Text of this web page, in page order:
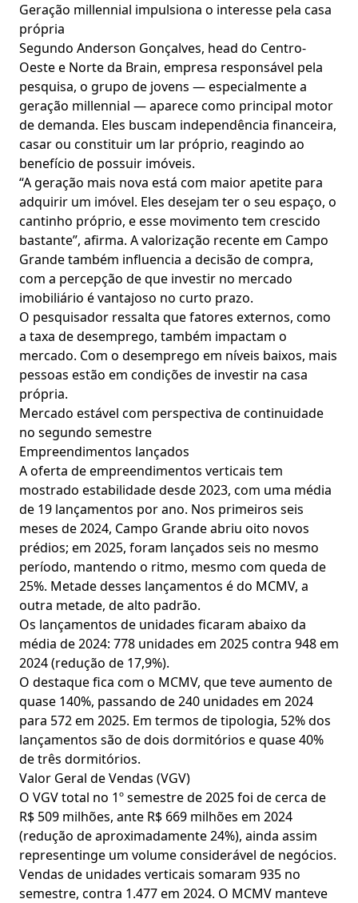
Geração millennial impulsiona o interesse pela casa
própria
Segundo Anderson Gonçalves, head do Centro-
Oeste e Norte da Brain, empresa responsável pela
pesquisa, o grupo de jovens — especialmente a
geração millennial — aparece como principal motor
de demanda. Eles buscam independência financeira,
casar ou constituir um lar próprio, reagindo ao
benefício de possuir imóveis.
“A geração mais nova está com maior apetite para
adquirir um imóvel. Eles desejam ter o seu espaço, o
cantinho próprio, e esse movimento tem crescido
bastante”, afirma. A valorização recente em Campo
Grande também influencia a decisão de compra,
com a percepção de que investir no mercado
imobiliário é vantajoso no curto prazo.
O pesquisador ressalta que fatores externos, como
a taxa de desemprego, também impactam o
mercado. Com o desemprego em níveis baixos, mais
pessoas estão em condições de investir na casa
própria.
Mercado estável com perspectiva de continuidade
no segundo semestre
Empreendimentos lançados
A oferta de empreendimentos verticais tem
mostrado estabilidade desde 2023, com uma média
de 19 lançamentos por ano. Nos primeiros seis
meses de 2024, Campo Grande abriu oito novos
prédios; em 2025, foram lançados seis no mesmo
período, mantendo o ritmo, mesmo com queda de
25%. Metade desses lançamentos é do MCMV, a
outra metade, de alto padrão.
Os lançamentos de unidades ficaram abaixo da
média de 2024: 778 unidades em 2025 contra 948 em
2024 (redução de 17,9%).
O destaque fica com o MCMV, que teve aumento de
quase 140%, passando de 240 unidades em 2024
para 572 em 2025. Em termos de tipologia, 52% dos
lançamentos são de dois dormitórios e quase 40%
de três dormitórios.
Valor Geral de Vendas (VGV)
O VGV total no 1º semestre de 2025 foi de cerca de
R$ 509 milhões, ante R$ 669 milhões em 2024
(redução de aproximadamente 24%), ainda assim
representinge um volume considerável de negócios.
Vendas de unidades verticais somaram 935 no
semestre, contra 1.477 em 2024. O MCMV manteve